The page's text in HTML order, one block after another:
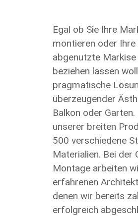
Egal ob Sie Ihre
montieren oder Ihre
abgenutzte
beziehen lassen
pragmatische
überzeugender
Balkon oder Garten.
unserer breiten
500 verschiedene
Materialien. Bei der
Montage arbeiten
erfahrenen
denen wir bereits
erfolgreich